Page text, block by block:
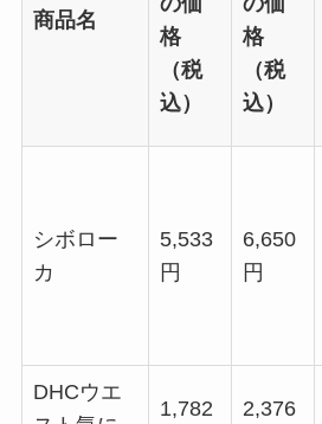
商品名
格
（税
込）
格
（税
込）
シボロー
カ
5,533
円
6,650
円
DHCウエ
1,782 2,376